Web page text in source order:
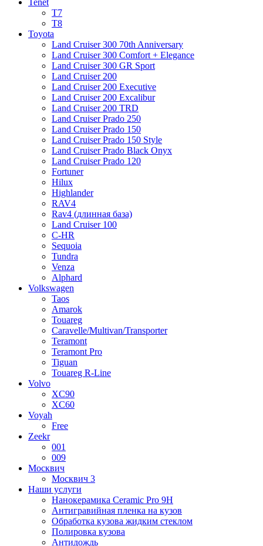
T7
T8
Toyota
Land Cruiser 300 70th Anniversary
Land Cruiser 300 Comfort + Elegance
Land Cruiser 300 GR Sport
Land Cruiser 200
Land Cruiser 200 Executive
Land Cruiser 200 Excalibur
Land Cruiser 200 TRD
Land Cruiser Prado 250
Land Cruiser Prado 150
Land Cruiser Prado 150 Style
Land Cruiser Prado Black Onyx
Land Cruiser Prado 120
Fortuner
Hilux
Highlander
RAV4
Rav4 (длинная база)
Land Cruiser 100
C-HR
Sequoia
Tundra
Venza
Alphard
Volkswagen
Taos
Amarok
Touareg
Caravelle/Multivan/Transporter
Teramont
Teramont Pro
Tiguan
Touareg R-Line
Volvo
XC90
XC60
Voyah
Free
Zeekr
001
009
Москвич
Москвич 3
Наши услуги
Нанокерамика Ceramic Pro 9H
Антигравийная пленка на кузов
Обработка кузова жидким стеклом
Полировка кузова
Антидождь